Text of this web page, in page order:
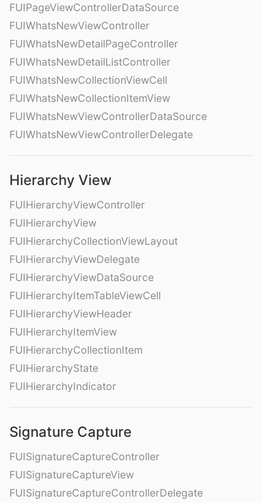
FUIPageViewControllerDataSource
FUIWhatsNewViewController
FUIWhatsNewDetailPageController
FUIWhatsNewDetailListController
FUIWhatsNewCollectionViewCell
FUIWhatsNewCollectionItemView
FUIWhatsNewViewControllerDataSource
FUIWhatsNewViewControllerDelegate
Hierarchy View
FUIHierarchyViewController
FUIHierarchyView
FUIHierarchyCollectionViewLayout
FUIHierarchyViewDelegate
FUIHierarchyViewDataSource
FUIHierarchyItemTableViewCell
FUIHierarchyViewHeader
FUIHierarchyItemView
FUIHierarchyCollectionItem
FUIHierarchyState
FUIHierarchyIndicator
Signature Capture
FUISignatureCaptureController
FUISignatureCaptureView
FUISignatureCaptureControllerDelegate